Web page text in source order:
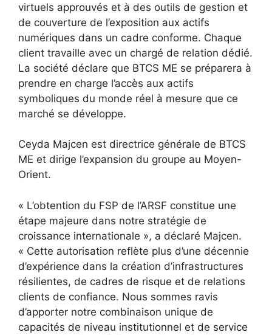
virtuels approuvés et à des outils de gestion et
de couverture de l’exposition aux actifs
numériques dans un cadre conforme. Chaque
client travaille avec un chargé de relation dédié.
La société déclare que BTCS ME se préparera à
prendre en charge l’accès aux actifs
symboliques du monde réel à mesure que ce
marché se développe.
Ceyda Majcen est directrice générale de BTCS
ME et dirige l’expansion du groupe au Moyen-
Orient.
« L’obtention du FSP de l’ARSF constitue une
étape majeure dans notre stratégie de
croissance internationale », a déclaré Majcen.
« Cette autorisation reflète plus d’une décennie
d’expérience dans la création d’infrastructures
résilientes, de cadres de risque et de relations
clients de confiance. Nous sommes ravis
d’apporter notre combinaison unique de
capacités de niveau institutionnel et de service